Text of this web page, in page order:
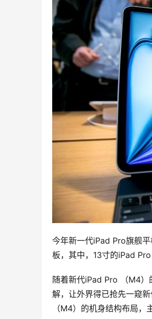
今年新一代iPad Pro旗舰
板，其中，13寸的iPad
随着新代iPad Pro （M4
解，让外界得已抢先一窥
（M4）的机身结构布局，